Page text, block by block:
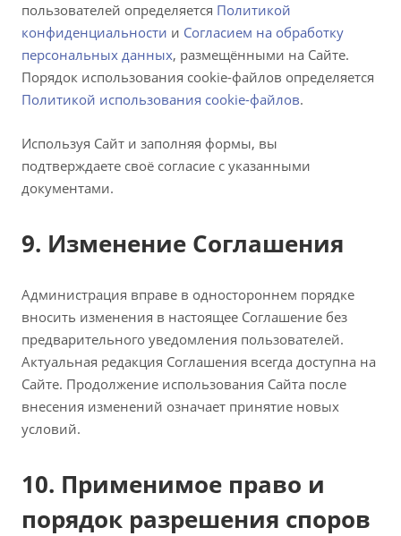
пользователей определяется Политикой
конфиденциальности и Согласием на обработку
персональных данных, размещёнными на Сайте.
Порядок использования cookie-файлов определяется
Политикой использования cookie-файлов.
Используя Сайт и заполняя формы, вы
подтверждаете своё согласие с указанными
документами.
9. Изменение Соглашения
Администрация вправе в одностороннем порядке
вносить изменения в настоящее Соглашение без
предварительного уведомления пользователей.
Актуальная редакция Соглашения всегда доступна на
Сайте. Продолжение использования Сайта после
внесения изменений означает принятие новых
условий.
10. Применимое право и
порядок разрешения споров